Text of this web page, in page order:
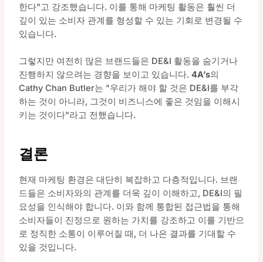
한다"고 강조했습니다. 이를 통해 마케팅 활동은 훨씬 더
깊이 있는 소비자 관계를 형성할 수 있는 기회로 변경될 수
있습니다.
그렇지만 여전히 많은 브랜드들은 DE&I 활동을 숨기거나
진행하지 않으려는 경향을 보이고 있습니다. 4A’s의
Cathy Chan Butler는 "우리가 해야 할 것은 DE&I를 부각
하는 것이 아니라, 그것이 비즈니스에 좋은 것임을 이해시
키는 것이다"라고 전했습니다.
결론
현재 마케팅 환경은 대단히 복잡하고 다층적입니다. 브랜
드들은 소비자와의 관계를 더욱 깊이 이해하고, DE&I의 필
요성을 인식해야 합니다. 이와 함께 통합된 접근법을 통해
소비자들이 진정으로 원하는 가치를 강조하고 이를 기반으
로 정직한 소통이 이루어질 때, 더 나은 결과를 기대할 수
있을 것입니다.